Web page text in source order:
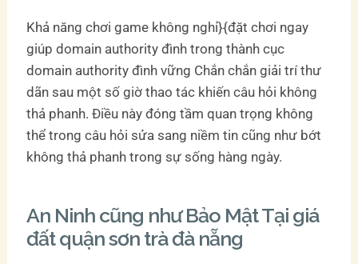
Khả năng chơi game không nghỉ}{đặt chơi ngay
giúp domain authority đình trong thành cục
domain authority đình vững Chắn chắn giải trí thư
dãn sau một số giờ thao tác khiến câu hỏi không
thả phanh. Điều này đóng tầm quan trọng không
thể trong câu hỏi sửa sang niềm tin cũng như bớt
không thả phanh trong sự sống hàng ngày.
An Ninh cũng như Bảo Mật Tại giá
đất quận sơn trà đà nẵng